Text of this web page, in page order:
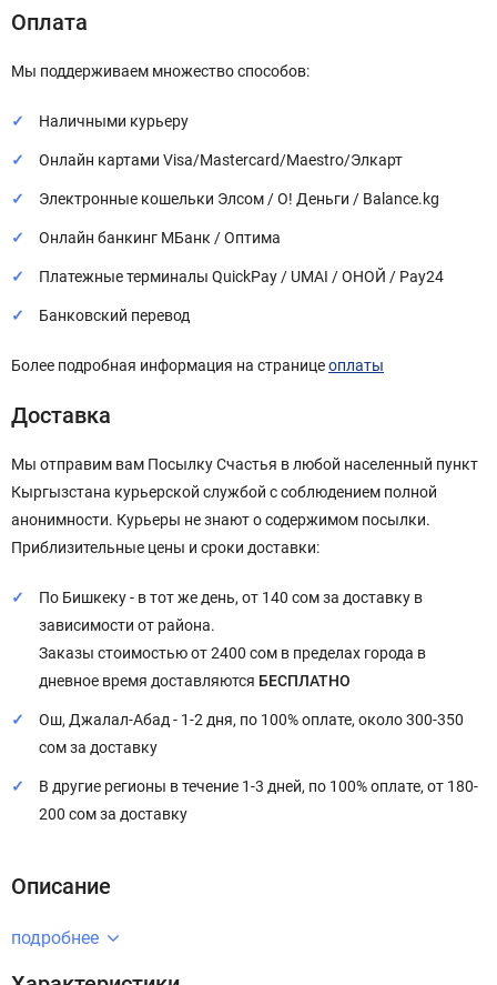
Оплата
Мы поддерживаем множество способов:
Наличными курьеру
Онлайн картами Visa/Mastercard/Maestro/Элкарт
Электронные кошельки Элсом / О! Деньги / Balance.kg
Онлайн банкинг МБанк / Оптима
Платежные терминалы QuickPay / UMAI / ОНОЙ / Pay24
Банковский перевод
Более подробная информация на страницеоплаты
Доставка
Мы отправим вам Посылку Счастья в любой населенный пункт
Кыргызстана курьерской службой с соблюдением полной
анонимности. Курьеры не знают о содержимом посылки.
Приблизительные цены и сроки доставки:
По Бишкеку - в тот же день, от 140 сом за доставку в
зависимости от района.
Заказы стоимостью от 2400 сом в пределах города в
дневное время доставляются БЕСПЛАТНО
Ош, Джалал-Абад - 1-2 дня, по 100% оплате, около 300-350
сом за доставку
В другие регионы в течение 1-3 дней, по 100% оплате, от 180-
200 сом за доставку
Описание
подробнее